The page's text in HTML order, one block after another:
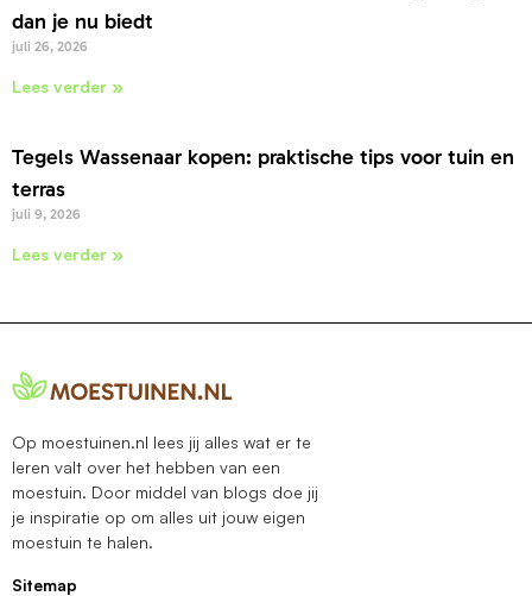
dan je nu biedt
juli 26, 2026
Lees verder »
Tegels Wassenaar kopen: praktische tips voor tuin en
terras
juli 9, 2026
Lees verder »
Op moestuinen.nl lees jij alles wat er te
leren valt over het hebben van een
moestuin. Door middel van blogs doe jij
je inspiratie op om alles uit jouw eigen
moestuin te halen.
Sitemap